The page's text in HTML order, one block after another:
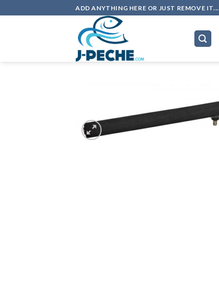
to
ADD ANYTHING HERE OR JUST REMOVE IT...